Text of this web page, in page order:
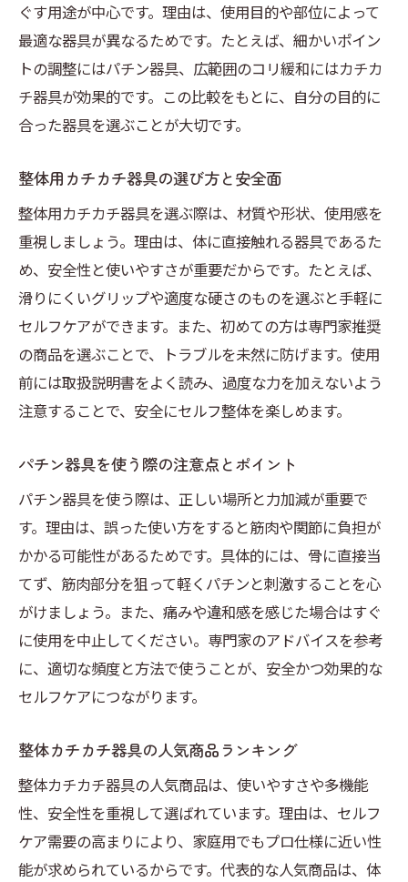
ぐす用途が中心です。理由は、使用目的や部位によって
最適な器具が異なるためです。たとえば、細かいポイン
トの調整にはパチン器具、広範囲のコリ緩和にはカチカ
チ器具が効果的です。この比較をもとに、自分の目的に
合った器具を選ぶことが大切です。
整体用カチカチ器具の選び方と安全面
整体用カチカチ器具を選ぶ際は、材質や形状、使用感を
重視しましょう。理由は、体に直接触れる器具であるた
め、安全性と使いやすさが重要だからです。たとえば、
滑りにくいグリップや適度な硬さのものを選ぶと手軽に
セルフケアができます。また、初めての方は専門家推奨
の商品を選ぶことで、トラブルを未然に防げます。使用
前には取扱説明書をよく読み、過度な力を加えないよう
注意することで、安全にセルフ整体を楽しめます。
パチン器具を使う際の注意点とポイント
パチン器具を使う際は、正しい場所と力加減が重要で
す。理由は、誤った使い方をすると筋肉や関節に負担が
かかる可能性があるためです。具体的には、骨に直接当
てず、筋肉部分を狙って軽くパチンと刺激することを心
がけましょう。また、痛みや違和感を感じた場合はすぐ
に使用を中止してください。専門家のアドバイスを参考
に、適切な頻度と方法で使うことが、安全かつ効果的な
セルフケアにつながります。
整体カチカチ器具の人気商品ランキング
整体カチカチ器具の人気商品は、使いやすさや多機能
性、安全性を重視して選ばれています。理由は、セルフ
ケア需要の高まりにより、家庭用でもプロ仕様に近い性
能が求められているからです。代表的な人気商品は、体